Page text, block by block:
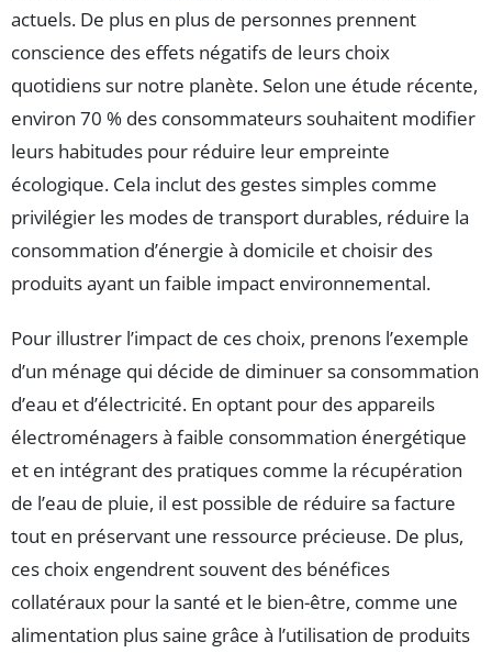
actuels. De plus en plus de personnes prennent
conscience des effets négatifs de leurs choix
quotidiens sur notre planète. Selon une étude récente,
environ 70 % des consommateurs souhaitent modifier
leurs habitudes pour réduire leur empreinte
écologique. Cela inclut des gestes simples comme
privilégier les modes de transport durables, réduire la
consommation d’énergie à domicile et choisir des
produits ayant un faible impact environnemental.
Pour illustrer l’impact de ces choix, prenons l’exemple
d’un ménage qui décide de diminuer sa consommation
d’eau et d’électricité. En optant pour des appareils
électroménagers à faible consommation énergétique
et en intégrant des pratiques comme la récupération
de l’eau de pluie, il est possible de réduire sa facture
tout en préservant une ressource précieuse. De plus,
ces choix engendrent souvent des bénéfices
collatéraux pour la santé et le bien-être, comme une
alimentation plus saine grâce à l’utilisation de produits